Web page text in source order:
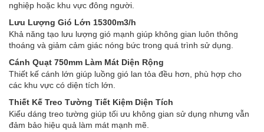
nghiệp hoặc khu vực đông người.
Lưu Lượng Gió Lớn 15300m3/h
Khả năng tạo lưu lượng gió mạnh giúp không gian luôn thông
thoáng và giảm cảm giác nóng bức trong quá trình sử dụng.
Cánh Quạt 750mm Làm Mát Diện Rộng
Thiết kế cánh lớn giúp luồng gió lan tỏa đều hơn, phù hợp cho
các khu vực có diện tích lớn.
Thiết Kế Treo Tường Tiết Kiệm Diện Tích
Kiểu dáng treo tường giúp tối ưu không gian sử dụng nhưng vẫn
đảm bảo hiệu quả làm mát mạnh mẽ.